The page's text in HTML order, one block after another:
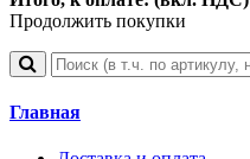
Продолжить покупки
Главная